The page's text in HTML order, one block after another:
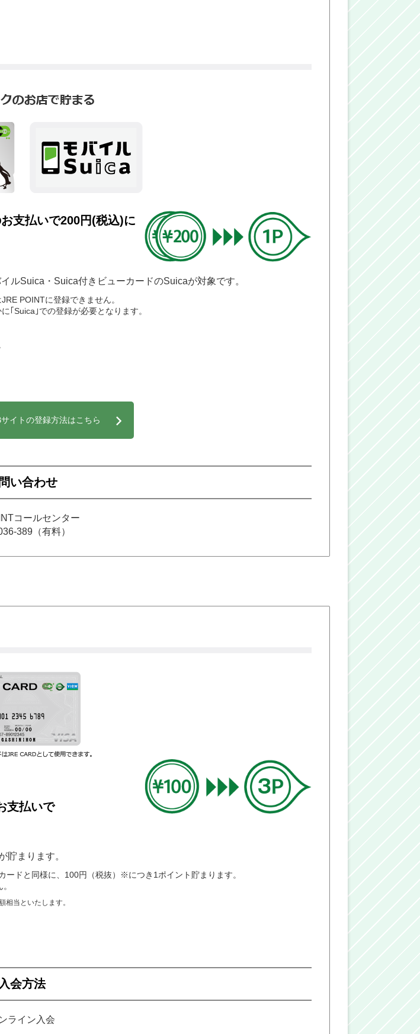
支払いで200円(税込)に
ルSuica・Suica付きビューカードのSuicaが対象です。
POINTに登録できません。
｢Suica｣での登録が必要となります。
イトの登録方法はこちら
い合わせ
コールセンター
389 （有料）
支払いで
貯まります。
ドと同様に、100円（税抜）※につき1ポイント貯まります。
当といたします。
入会方法
ライン入会